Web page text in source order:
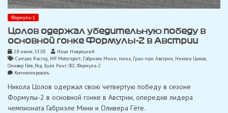
Формула-1
Цолов одержал убедительную победу в
основной гонке Формулы-2 в Австрии
28 июня, 13:03
Илья Навроцкий
Campos Racing, MP Motorsport, Габриэле Мини, гонка, Гран-при Австрии, Никола Цолов
Оливер Гете, Ред Булл Ринг,Ф2,Формула-2
Комментироватьon
одержал
убедительную
победу
в
Никола Цолов одержал свою четвертую победу в сезоне
Формулы-2 в основной гонке в Австрии, опередив лидера
чемпионата Габриэле Мини и Оливера Гёте.